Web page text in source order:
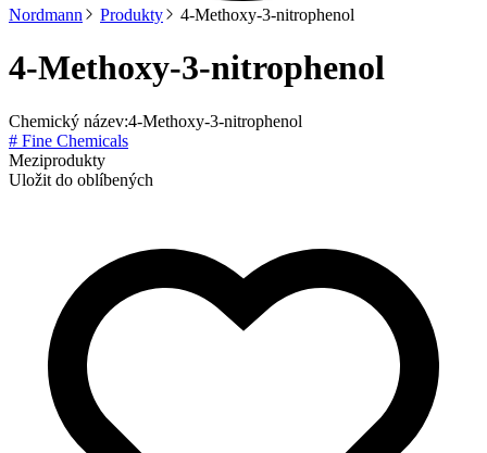
Nordmann Produkty 4-Methoxy-3-nitrophenol
4-Methoxy-3-nitrophenol
Chemický název:4-Methoxy-3-nitrophenol
# Fine Chemicals
Meziprodukty
Uložit do oblíbených